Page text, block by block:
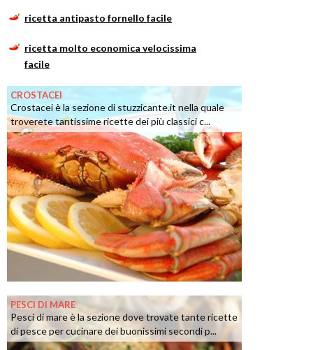
ricetta antipasto fornello facile
ricetta molto economica velocissima
facile
CROSTACEI
Crostacei è la sezione di stuzzicante.it nella quale
troverete tantissime ricette dei più classici c...
PESCI DI MARE
Pesci di mare è la sezione dove trovate tante ricette
di pesce per cucinare dei buonissimi secondi p...